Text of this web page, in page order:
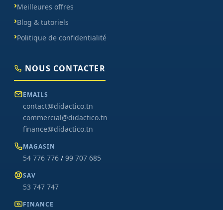
Meilleures offres
Blog & tutoriels
Politique de confidentialité
NOUS CONTACTER
EMAILS
contact@didactico.tn
commercial@didactico.tn
finance@didactico.tn
MAGASIN
54 776 776 / 99 707 685
SAV
53 747 747
FINANCE